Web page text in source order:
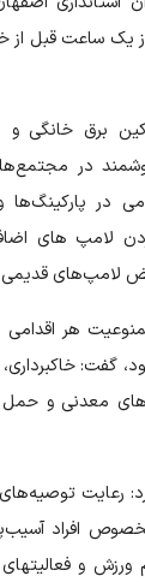
یک ساعت قبل از
برق خانگی
در
پارکینگ‌ها و
لامپ های
لامپ‌های قدیمی
هر اقدامی
گفت:
معدنی و
رعایت
افراد
ورزش و